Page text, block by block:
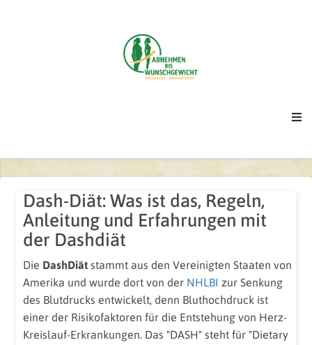
Dash-Diät: Was ist das, Regeln,
Anleitung und Erfahrungen mit
der Dashdiät
Die DashDiät stammt aus den Vereinigten Staaten von
Amerika und wurde dort von der NHLBI zur Senkung
des Blutdrucks entwickelt, denn Bluthochdruck ist
einer der Risikofaktoren für die Entstehung von Herz-
Kreislauf-Erkrankungen. Das "DASH" steht für "Dietary